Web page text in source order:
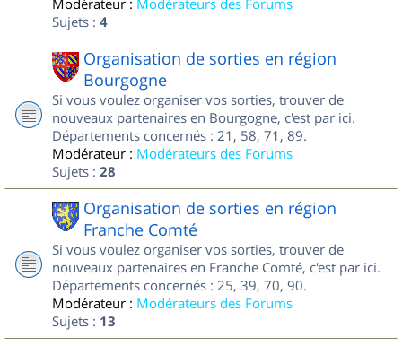
Modérateur : Modérateurs des Forums
Sujets : 4
Organisation de sorties en région
Bourgogne
Si vous voulez organiser vos sorties, trouver de
nouveaux partenaires en Bourgogne, c'est par ici.
Départements concernés : 21, 58, 71, 89.
Modérateur : Modérateurs des Forums
Sujets : 28
Organisation de sorties en région
Franche Comté
Si vous voulez organiser vos sorties, trouver de
nouveaux partenaires en Franche Comté, c'est par ici.
Départements concernés : 25, 39, 70, 90.
Modérateur : Modérateurs des Forums
Sujets : 13